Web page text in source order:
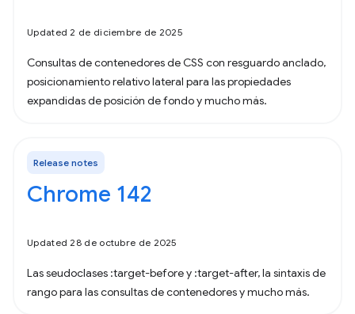
Updated 2 de diciembre de 2025
Consultas de contenedores de CSS con resguardo anclado,
posicionamiento relativo lateral para las propiedades
expandidas de posición de fondo y mucho más.
Release notes
Chrome 142
Updated 28 de octubre de 2025
Las seudoclases :target-before y :target-after, la sintaxis de
rango para las consultas de contenedores y mucho más.